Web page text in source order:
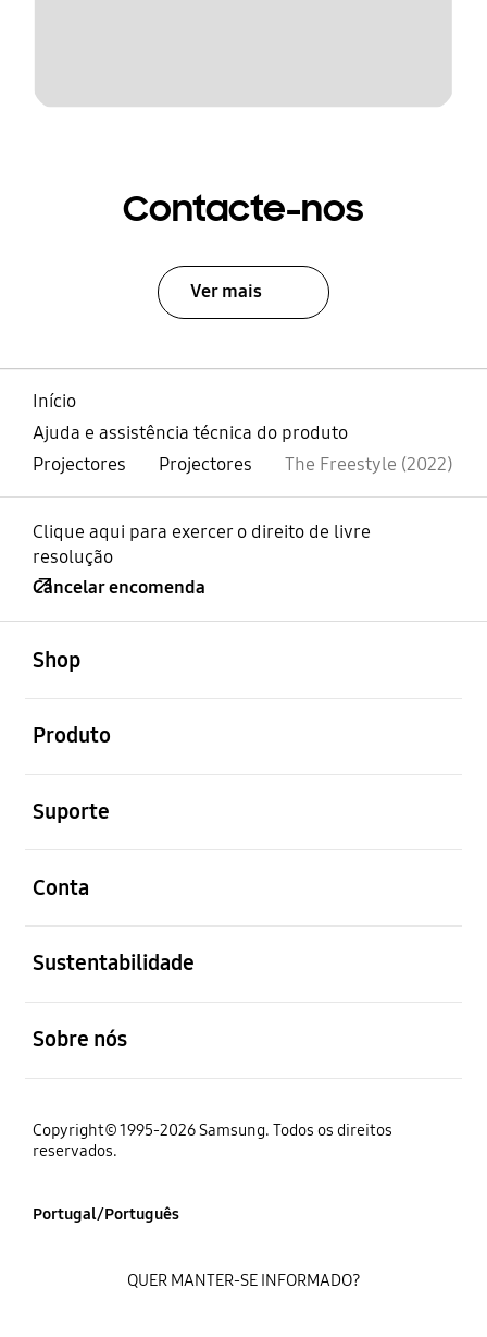
Contacte-nos
Ver mais
Início
Ajuda e assistência técnica do produto
Projectores
Projectores The Freestyle (2022)
Clique aqui para exercer o direito de livre
resolução
Cancelar encomenda
Shop
Produto
Suporte
Conta
Sustentabilidade
Sobre nós
Copyright© 1995-2026 Samsung. Todos os direitos
reservados.
Portugal/Português
QUER MANTER-SE INFORMADO?